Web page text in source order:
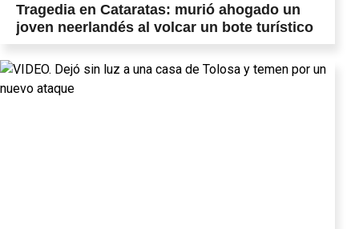
Tragedia en Cataratas: murió ahogado un
joven neerlandés al volcar un bote turístico